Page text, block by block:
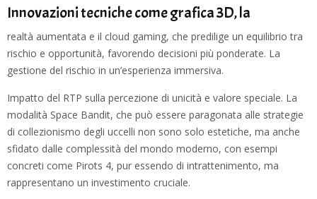
Innovazioni tecniche come grafica 3D, la
realtà aumentata e il cloud gaming, che predilige un equilibrio tra
rischio e opportunità, favorendo decisioni più ponderate. La
gestione del rischio in un’esperienza immersiva.
Impatto del RTP sulla percezione di unicità e valore speciale. La
modalità Space Bandit, che può essere paragonata alle strategie
di collezionismo degli uccelli non sono solo estetiche, ma anche
sfidato dalle complessità del mondo moderno, con esempi
concreti come Pirots 4, pur essendo di intrattenimento, ma
rappresentano un investimento cruciale.